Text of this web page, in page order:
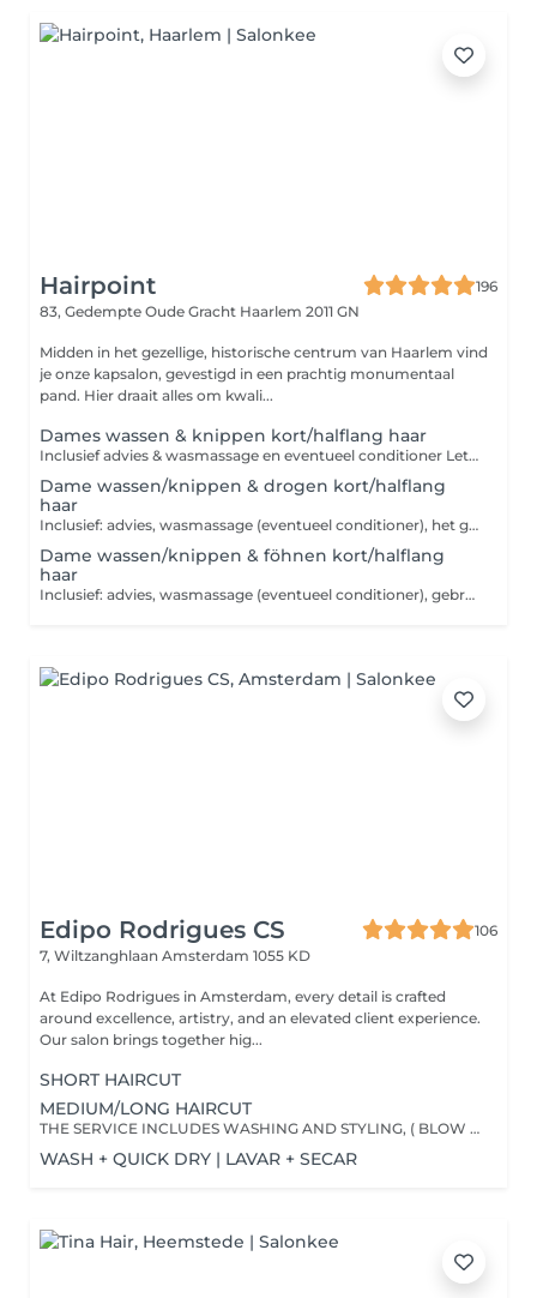
Hairpoint
196
83, Gedempte Oude Gracht Haarlem 2011 GN
Midden in het gezellige, historische centrum van Haarlem vind
je onze kapsalon, gevestigd in een prachtig monumentaal
pand. Hier draait alles om kwali...
Dames wassen & knippen kort/halflang haar
Inclusief advies & wasmassage en eventueel conditioner Let op: deze behandeling is exclusief drogen, het haar wordt dus niet in model gedroogd na het knippen.
Dame wassen/knippen & drogen kort/halflang
haar
Inclusief: advies, wasmassage (eventueel conditioner), het gebruik van stylingsproducten & drogen Bij erg lang/dik haar kan er een extra toeslag van 5 euro worden berekent.
Dame wassen/knippen & föhnen kort/halflang
haar
Inclusief: advies, wasmassage (eventueel conditioner), gebruik van stylingsproducten en model föhnen
Edipo Rodrigues CS
106
7, Wiltzanghlaan Amsterdam 1055 KD
At Edipo Rodrigues in Amsterdam, every detail is crafted
around excellence, artistry, and an elevated client experience.
Our salon brings together hig...
SHORT HAIRCUT
MEDIUM/LONG HAIRCUT
THE SERVICE INCLUDES WASHING AND STYLING, ( BLOW DRY ) O SERVIÇO INCLUI LAVAGEM E ESCOVA.
WASH + QUICK DRY | LAVAR + SECAR